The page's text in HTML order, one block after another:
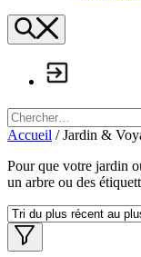
Search
Search
for
Accueil / Jardin &
Pour que votre jardin
un arbre ou des